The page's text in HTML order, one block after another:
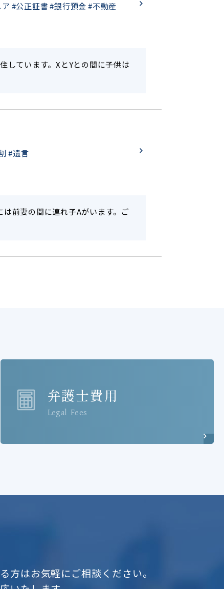
#公正証書 #銀行預金#不動産
しています。XとYとの間に子供は
#遺言
前妻の間に連れ子Aがいます。ご
弁護士費用
Legal Fees
方はお気軽にご相談ください。